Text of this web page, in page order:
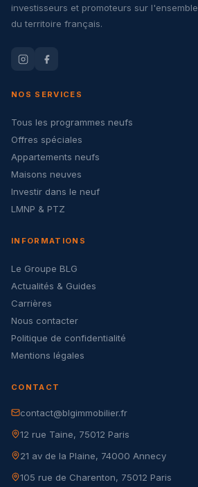
investisseurs et promoteurs sur l'ensemble
du territoire français.
NOS SERVICES
Tous les programmes neufs
Offres spéciales
Appartements neufs
Maisons neuves
Investir dans le neuf
LMNP & PTZ
INFORMATIONS
Le Groupe BLG
Actualités & Guides
Carrières
Nous contacter
Politique de confidentialité
Mentions légales
CONTACT
contact@blgimmobilier.fr
12 rue Taine, 75012 Paris
21 av de la Plaine, 74000 Annecy
105 rue de Charenton, 75012 Paris